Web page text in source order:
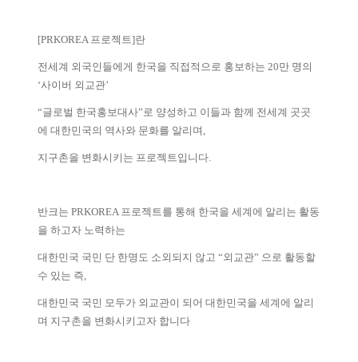
[PRKOREA 프로젝트]란
전세계 외국인들에게 한국을 직접적으로 홍보하는 20만 명의
‘사이버 외교관’
“글로벌 한국홍보대사”로 양성하고 이들과 함께 전세계 곳곳
에 대한민국의 역사와 문화를 알리며,
지구촌을 변화시키는 프로젝트입니다.
반크는 PRKOREA 프로젝트를 통해 한국을 세계에 알리는 활동
을 하고자 노력하는
대한민국 국민 단 한명도 소외되지 않고 “외교관” 으로 활동할
수 있는 즉,
대한민국 국민 모두가 외교관이 되어 대한민국을 세계에 알리
며 지구촌을 변화시키고자 합니다